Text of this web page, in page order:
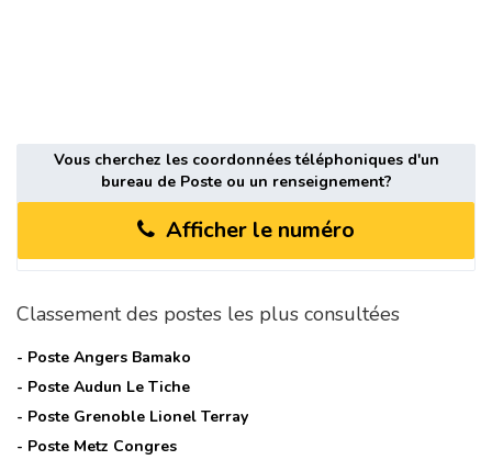
Vous cherchez les coordonnées téléphoniques d'un
bureau de Poste ou un renseignement?
Afficher le numéro
Classement des postes les plus consultées
- Poste Angers Bamako
- Poste Audun Le Tiche
- Poste Grenoble Lionel Terray
- Poste Metz Congres